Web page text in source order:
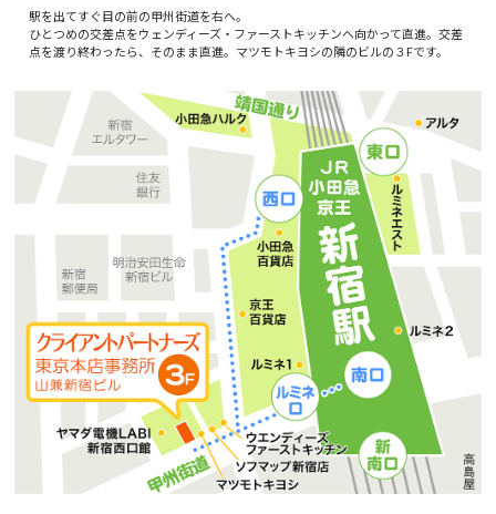
駅を出てすぐ目の前の甲州街道を右へ。
ひとつめの交差点をウェンディーズ・ファーストキッチンへ向かって直進。交差
点を渡り終わったら、そのまま直進。マツモトキヨシの隣のビルの３Fです。